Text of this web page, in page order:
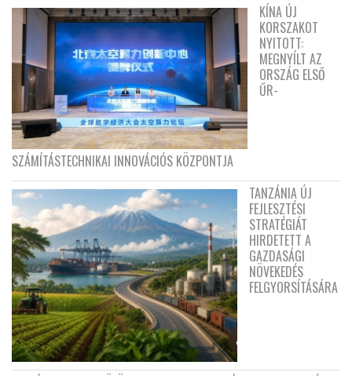
KÍNA ÚJ
KORSZAKOT
NYITOTT:
MEGNYÍLT AZ
ORSZÁG ELSŐ
ŰR-
SZÁMÍTÁSTECHNIKAI INNOVÁCIÓS KÖZPONTJA
TANZÁNIA ÚJ
FEJLESZTÉSI
STRATÉGIÁT
HIRDETETT A
GAZDASÁGI
NÖVEKEDÉS
FELGYORSÍTÁSÁRA